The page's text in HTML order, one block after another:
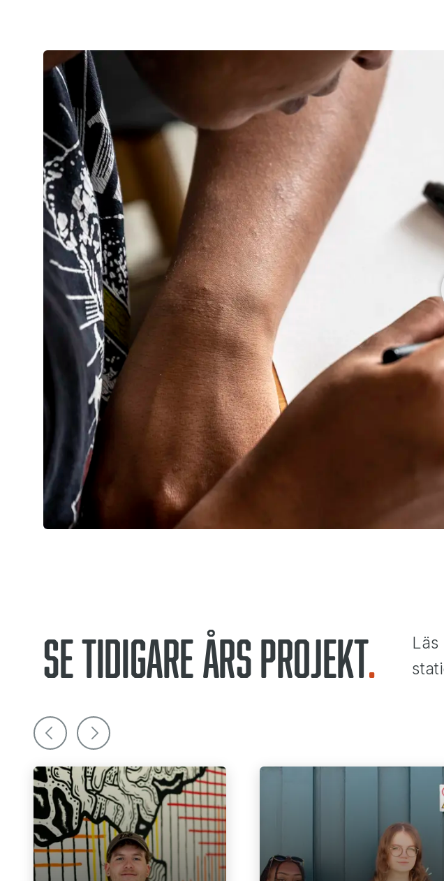
Se tidigare års projekt
Läs
Bläddra åt vänster
Bläddrar åt höger